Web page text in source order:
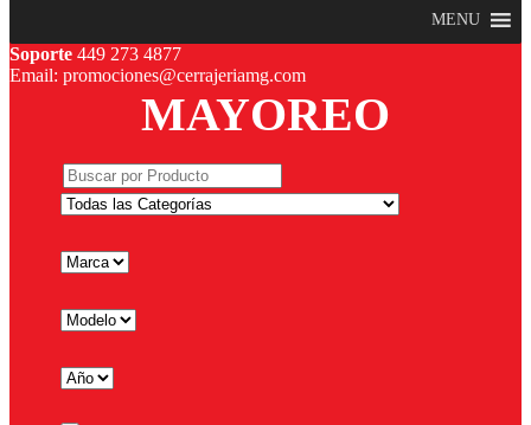
MENU
Soporte 449 273 4877
Email: promociones@cerrajeriamg.com
MAYOREO